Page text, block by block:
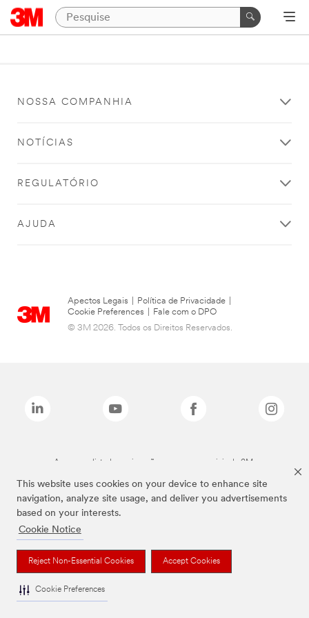
This website uses cookies on your device to enhance site
navigation, analyze site usage, and deliver you advertisements
based on your interests.
Cookie Notice
Reject Non-Essential Cookies Accept Cookies
Cookie Preferences
NOSSA COMPANHIA
NOTÍCIAS
REGULATÓRIO
AJUDA
Apectos Legais Política de Privacidade
Cookie Preferences
Fale com o DPO
© 3M 2026. Todos os Direitos Reservados.
As marcas listadas a cima são marcas comerciais da 3M.